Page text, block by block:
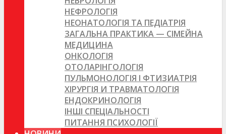
НЕФРОЛОГІЯ
НЕОНАТОЛОГІЯ ТА ПЕДІАТРІЯ
ЗАГАЛЬНА ПРАКТИКА — СІМЕЙНА
МЕДИЦИНА
ОНКОЛОГІЯ
ОТОЛАРІНГОЛОГІЯ
ПУЛЬМОНОЛОГІЯ І ФТИЗИАТРІЯ
ХІРУРГІЯ И ТРАВМАТОЛОГІЯ
ЕНДОКРИНОЛОГІЯ
ІНШІ СПЕЦІАЛЬНОСТІ
ПИТАННЯ ПСИХОЛОГІЇ